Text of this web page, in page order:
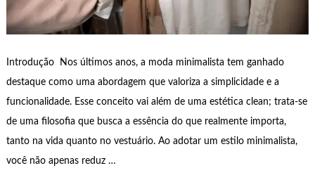
Introdução Nos últimos anos, a moda minimalista tem ganhado
destaque como uma abordagem que valoriza a simplicidade e a
funcionalidade. Esse conceito vai além de uma estética clean; trata-se
de uma filosofia que busca a essência do que realmente importa,
tanto na vida quanto no vestuário. Ao adotar um estilo minimalista,
você não apenas reduz …